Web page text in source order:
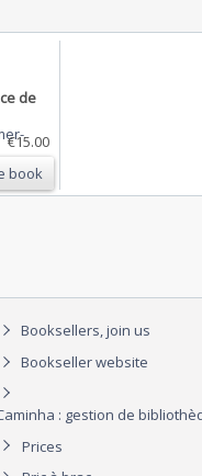
de
€15.00
book
Booksellers, join us
Bookseller website
: gestion de
Prices